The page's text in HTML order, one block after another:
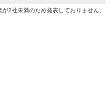
2社未満のため発表しておりません。